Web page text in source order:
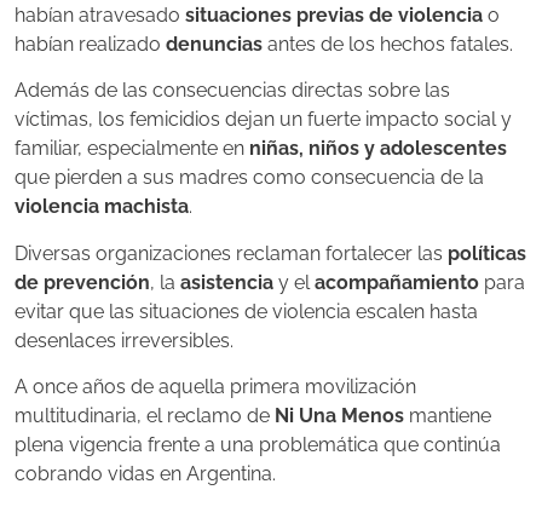
habían atravesado situaciones previas de violencia o
habían realizado denuncias antes de los hechos fatales.
Además de las consecuencias directas sobre las
víctimas, los femicidios dejan un fuerte impacto social y
familiar, especialmente en niñas, niños y adolescentes
que pierden a sus madres como consecuencia de la
violencia machista.
Diversas organizaciones reclaman fortalecer las políticas
de prevención, la asistencia y elacompañamiento para
evitar que las situaciones de violencia escalen hasta
desenlaces irreversibles.
A once años de aquella primera movilización
multitudinaria, el reclamo de Ni Una Menos mantiene
plena vigencia frente a una problemática que continúa
cobrando vidas en Argentina.